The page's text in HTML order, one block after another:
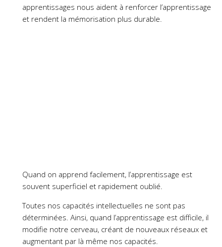
apprentissages nous aident à renforcer l’apprentissage
et rendent la mémorisation plus durable.
Quand on apprend facilement, l’apprentissage est
souvent superficiel et rapidement oublié.
Toutes nos capacités intellectuelles ne sont pas
déterminées. Ainsi, quand l’apprentissage est difficile, il
modifie notre cerveau, créant de nouveaux réseaux et
augmentant par là même nos capacités.